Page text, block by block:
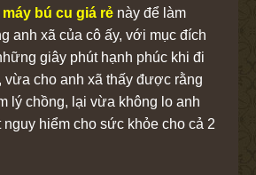
máy bú cu giá rẻ này để làm
anh xã của cô ấy, với mục đích
giây phút hạnh phúc khi đi
vừa cho anh xã thấy được rằng
lý chồng, lại vừa không lo anh
nguy hiểm cho sức khỏe cho cả 2